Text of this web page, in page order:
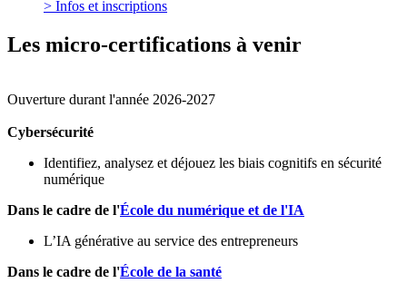
> Infos et inscriptions
Les micro-certifications à venir
Ouverture durant l'année 2026-2027
Cybersécurité
Identifiez, analysez et déjouez les biais cognitifs en sécurité
numérique
Dans le cadre de l'École du numérique et de l'IA
L’IA générative au service des entrepreneurs
Dans le cadre de l'École de la santé